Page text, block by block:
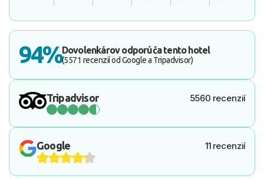
94%Dovolenkárov odporúča tento hotel
(5571 recenzií od Google a Tripadvisor)
Tripadvisor 5560 recenzií
Google 11 recenzií